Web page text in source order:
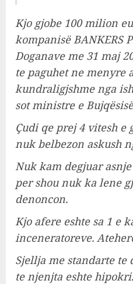
Kjo gjobe 100 milion
kompanisë BANKERS
Doganave me 31 maj
te paguhet ne menyre
kundraligjshme nga
sot ministre e
Çudi qe prej 4 vitesh e
nuk belbezon askush
Nuk kam degjuar
per shou nuk ka lene
denoncon.
Kjo afere eshte sa 1 e
inceneratoreve.
Sjellja me standarte te
te njenjta eshte